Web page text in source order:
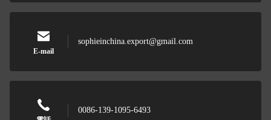
E-mail
sophieinchina.export@gmail.com
0086-139-1095-6493